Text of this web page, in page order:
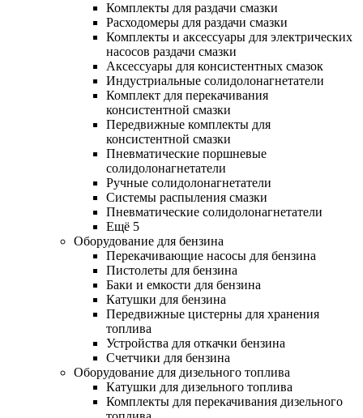
Комплекты для раздачи смазки
Расходомеры для раздачи смазки
Комплекты и аксессуары для электрических
насосов раздачи смазки
Аксессуары для консистентных смазок
Индустриальные солидолонагнетатели
Комплект для перекачивания
консистентной смазки
Передвижные комплекты для
консистентной смазки
Пневматические поршневые
солидолонагнетатели
Ручные солидолонагнетатели
Системы распыления смазки
Пневматические солидолонагнетатели
Ещё 5
Оборудование для бензина
Перекачивающие насосы для бензина
Пистолеты для бензина
Баки и емкости для бензина
Катушки для бензина
Передвижные цистерны для хранения
топлива
Устройства для откачки бензина
Счетчики для бензина
Оборудование для дизельного топлива
Катушки для дизельного топлива
Комплекты для перекачивания дизельного